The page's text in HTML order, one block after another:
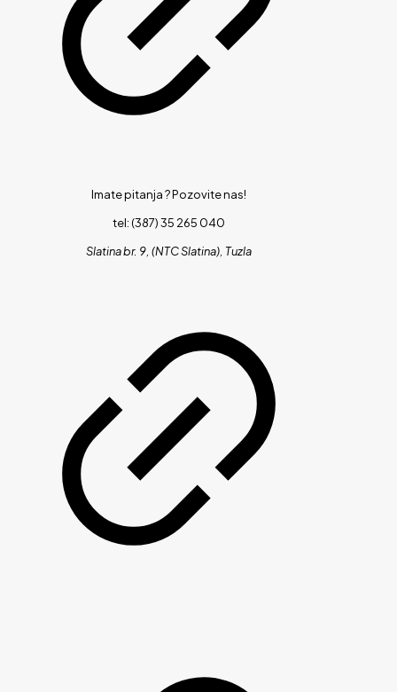
Imate pitanja ?Pozovite nas!
tel: (387) 35 265 040
Slatina br. 9, (NTC Slatina), Tuzla